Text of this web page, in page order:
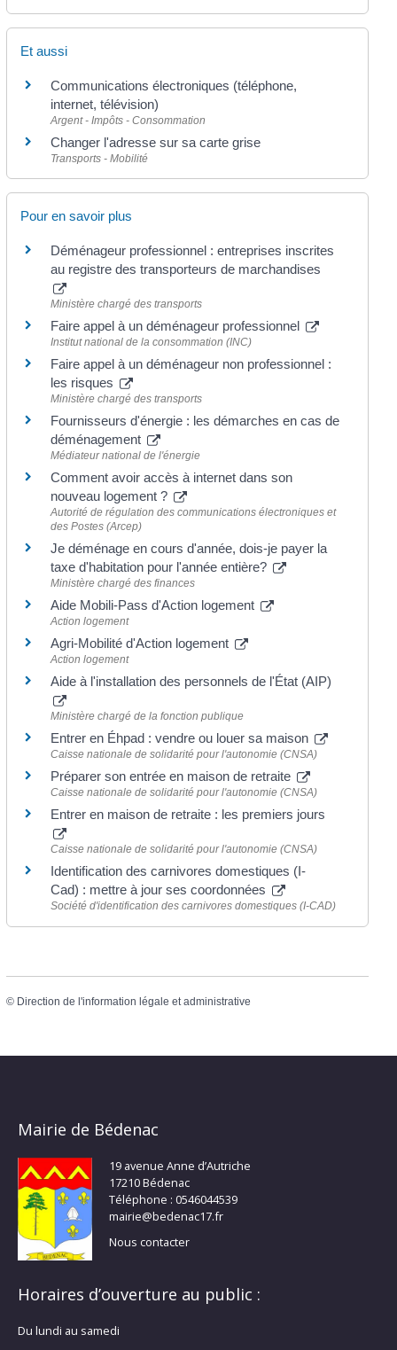
Et aussi
Communications électroniques (téléphone,
internet, télévision)
Argent - Impôts - Consommation
Changer l'adresse sur sa carte grise
Transports - Mobilité
Pour en savoir plus
Déménageur professionnel : entreprises inscrites
au registre des transporteurs de marchandises
Ministère chargé des transports
Faire appel à un déménageur professionnel
Institut national de la consommation (INC)
Faire appel à un déménageur non professionnel :
les risques
Ministère chargé des transports
Fournisseurs d'énergie : les démarches en cas de
déménagement
Médiateur national de l'énergie
Comment avoir accès à internet dans son
nouveau logement ?
Autorité de régulation des communications électroniques et
des Postes (Arcep)
Je déménage en cours d'année, dois-je payer la
taxe d'habitation pour l'année entière?
Ministère chargé des finances
Aide Mobili-Pass d'Action logement
Action logement
Agri-Mobilité d'Action logement
Action logement
Aide à l'installation des personnels de l'État (AIP)
Ministère chargé de la fonction publique
Entrer en Éhpad : vendre ou louer sa maison
Caisse nationale de solidarité pour l'autonomie (CNSA)
Préparer son entrée en maison de retraite
Caisse nationale de solidarité pour l'autonomie (CNSA)
Entrer en maison de retraite : les premiers jours
Caisse nationale de solidarité pour l'autonomie (CNSA)
Identification des carnivores domestiques (I-
Cad) : mettre à jour ses coordonnées
Société d'identification des carnivores domestiques (I-CAD)
© Direction de l'information légale et administrative
Mairie de Bédenac
19 avenue Anne d’Autriche
17210 Bédenac
Téléphone : 0546044539
mairie@bedenac17.fr
Nous contacter
Horaires d’ouverture au public :
Du lundi au samedi